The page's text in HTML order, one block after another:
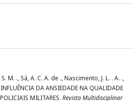
M. ., Sá, A. C. A. de ., Nascimento, J. L. . A. .,
DA ANSIEDADE NA QUALIDADE
MILITARES. Revista Multidisciplinar